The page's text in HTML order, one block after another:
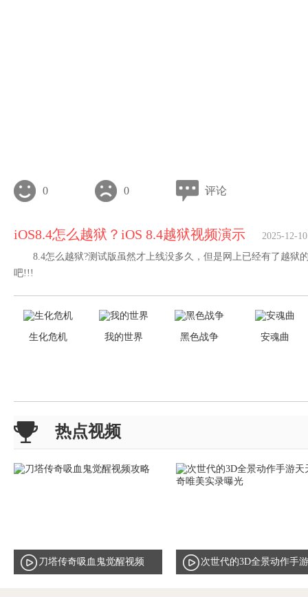
0 0 评论
iOS8.4怎么越狱？iOS 8.4越狱视频演示
2025-12-10
8.4怎么越狱?测试版虽然才上线没多久，但是网上已经有了越狱
吧!!!
生化危机 我的世界 黑色战争 安魂曲
热点视频
刀塔传奇吸血鬼觉醒视频 次世代的3D全景动作手游